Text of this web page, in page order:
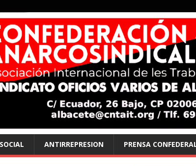
ANTIRREPRESION PRENSA